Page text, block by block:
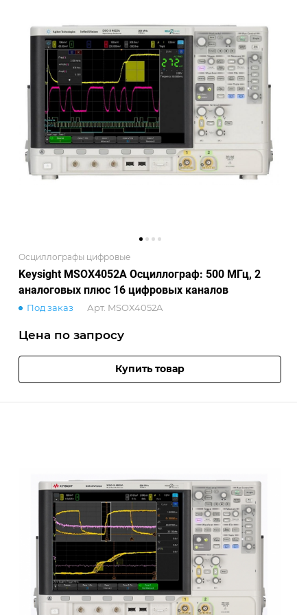
Осциллографы цифровые
Keysight MSOX4052A Осциллограф: 500 МГц, 2
аналоговых плюс 16 цифровых каналов
Под заказ Арт. MSOX4052A
Цена по запросу
Купить товар